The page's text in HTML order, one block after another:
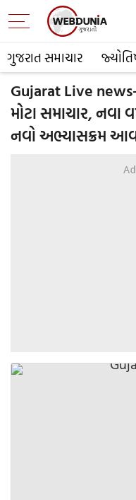
ગુજરાત સમાચાર
Gujarat Live
મોટા સમાચાર, નવા
નવો અભ્યાસક્રમ